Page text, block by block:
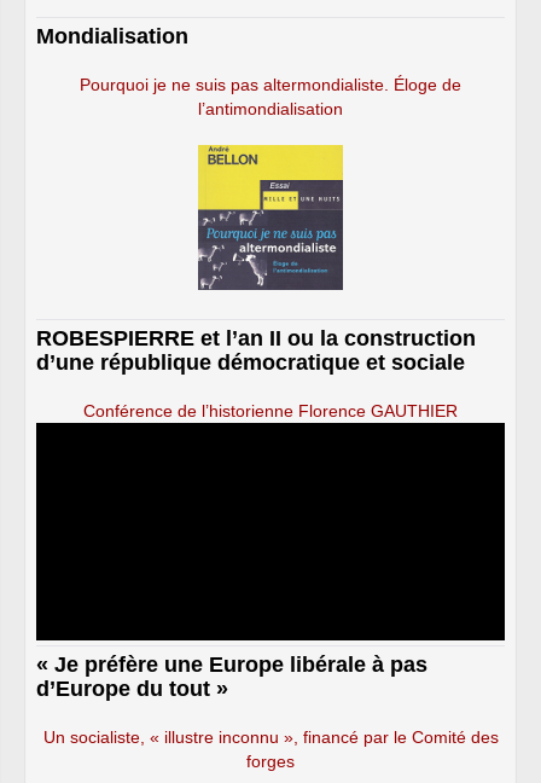
Mondialisation
Pourquoi je ne suis pas altermondialiste. Éloge de
l’antimondialisation
ROBESPIERRE et l’an II ou la construction
d’une république démocratique et sociale
Conférence de l’historienne Florence GAUTHIER
« Je préfère une Europe libérale à pas
d’Europe du tout »
Un socialiste, « illustre inconnu », financé par le Comité des
forges